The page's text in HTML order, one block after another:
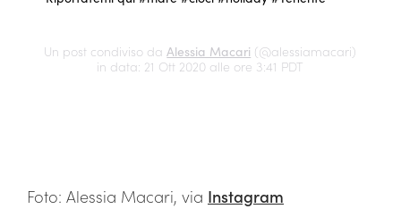
Un post condiviso daAlessia Macari (@alessiamacari)
in data: 21 Ott 2020 alle ore 3:41 PDT
Foto: Alessia Macari, via Instagram